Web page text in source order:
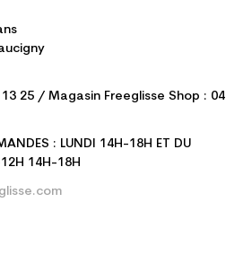
25 / Magasin Freeglisse Shop : 04
: LUNDI 14H-18H ET DU
14H-18H